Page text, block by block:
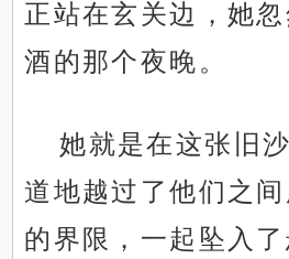
正站在玄关边，她
酒的那个夜晚。
她就是在这张旧
道地越过了他们之
的界限，一起坠入